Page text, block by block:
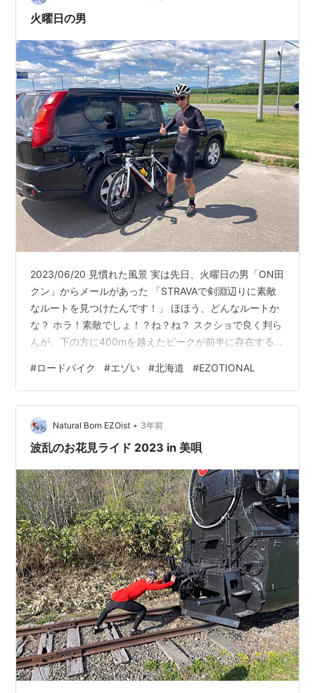
火曜日の男
2023/06/20 見慣れた風景 実は先日、火曜日の男「ON田
クン」からメールがあった 「STRAVAで剣淵辺りに素敵
なルートを見つけたんです！」 ほほう、どんなルートか
な？ ホラ！素敵でしょ！？ね？ね？ スクショで良く判ら
んが、下の方に400mを越えたピークが前半に存在するら
や･･･ 今度一緒に走りませんか？ね？ね？ねぇ！？
「Yes」か「はい」しか選択肢は無さそうだ そして迎え
た本日、天気は最高！ピーカンである（年齢を感じる表
現 待ち合わせは道の駅絵本の里けんぶち michi-ehon.jp
先に到着して準備をしていると 仕上がって…
#ロードバイク #エゾい #北海道 #EZOTIONAL
Natural Born EZOist • 3年前
波乱のお花見ライド 2023 in 美唄